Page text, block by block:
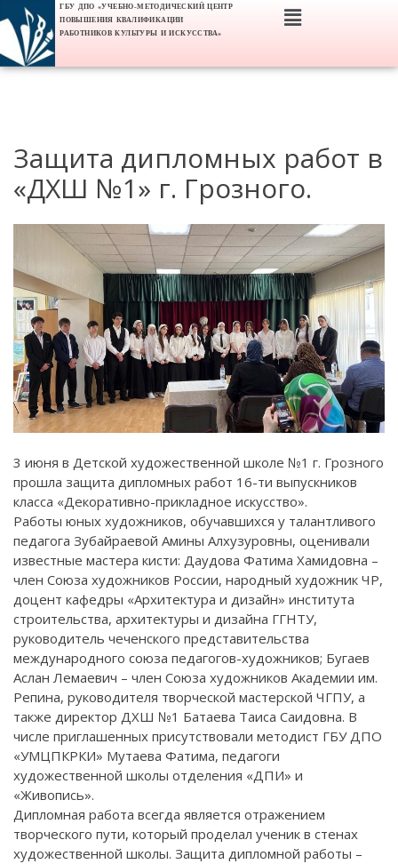
ГБУ ДПО «УЧЕБНО-МЕТОДИЧЕСКИЙ ЦЕНТР
ПОВЫШЕНИЯ КВАЛИФИКАЦИИ
РАБОТНИКОВ КУЛЬТУРЫ И ИСКУССТВА»
Защита дипломных работ в
«ДХШ №1» г. Грозного.
3 июня в Детской художественной школе №1 г. Грозного
прошла защита дипломных работ 16-ти выпускников
класса «Декоративно-прикладное искусство».
Работы юных художников, обучавшихся у талантливого
педагога Зубайраевой Амины Алхузуровны, оценивали
известные мастера кисти: Даудова Фатима Хамидовна –
член Союза художников России, народный художник ЧР,
доцент кафедры «Архитектура и дизайн» института
строительства, архитектуры и дизайна ГГНТУ,
руководитель чеченского представительства
международного союза педагогов-художников; Бугаев
Аслан Лемаевич – член Союза художников Академии им.
Репина, руководителя творческой мастерской ЧГПУ, а
также директор ДХШ №1 Батаева Таиса Саидовна. В
числе приглашенных присутствовали методист ГБУ ДПО
«УМЦПКРКИ» Мутаева Фатима, педагоги
художественной школы отделения «ДПИ» и
«Живопись».
Дипломная работа всегда является отражением
творческого пути, который проделал ученик в стенах
художественной школы. Защита дипломной работы –